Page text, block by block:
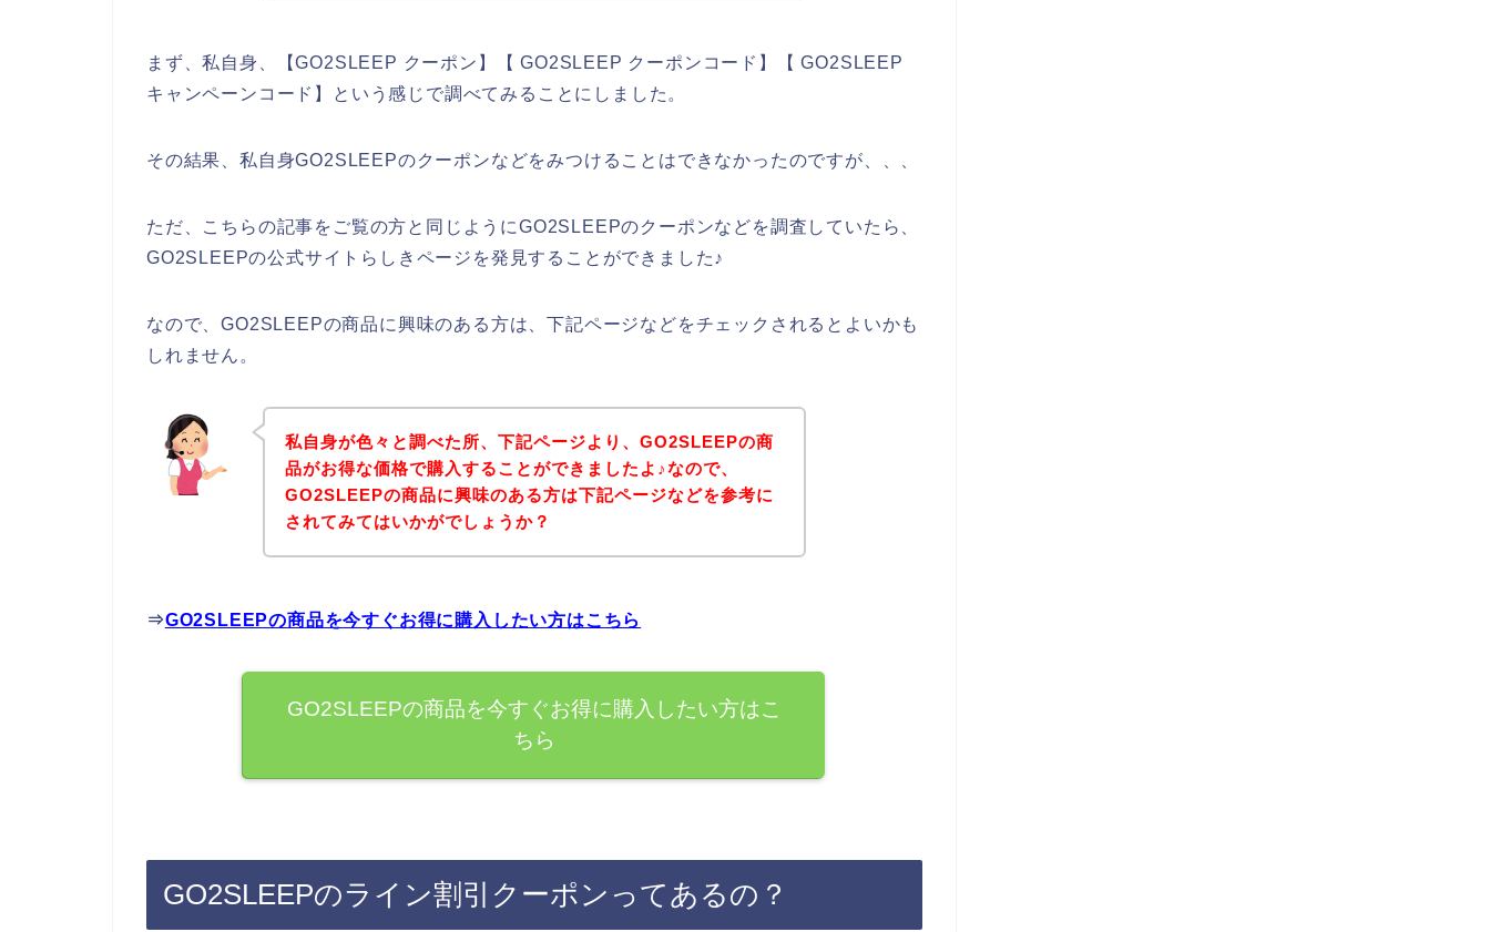
まず、私自身、【GO2SLEEP クーポン】【 GO2SLEEP クーポンコード】【 GO2SLEEP
キャンペーンコード】という感じで調べてみることにしました。
その結果、私自身GO2SLEEPのクーポンなどをみつけることはできなかったのですが、、、
ただ、こちらの記事をご覧の方と同じようにGO2SLEEPのクーポンなどを調査していたら、
GO2SLEEPの公式サイトらしきページを発見することができました♪
なので、GO2SLEEPの商品に興味のある方は、下記ページなどをチェックされるとよいかも
しれません。
私自身が色々と調べた所、下記ページより、GO2SLEEPの商
品がお得な価格で購入することができましたよ♪なので、
GO2SLEEPの商品に興味のある方は下記ページなどを参考に
されてみてはいかがでしょうか？
⇒GO2SLEEPの商品を今すぐお得に購入したい方はこちら
GO2SLEEPの商品を今すぐお得に購入したい方はこ
ちら
GO2SLEEPのライン割引クーポンってあるの？